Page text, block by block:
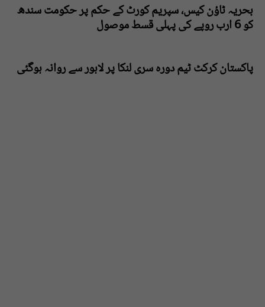
بحریہ ٹاؤن کیس، سپریم کورٹ کے حکم پر حکومت سندھ
کو 6 ارب روپے کی پہلی قسط موصول
پاکستان کرکٹ ٹیم دورہ سری لنکا پر لاہور سے روانہ ہوگئی